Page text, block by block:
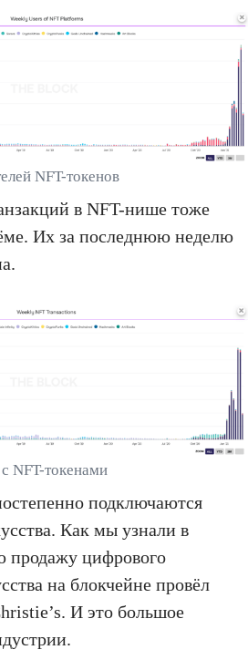
NFT-токенов
в NFT-нише тоже
Их за последнюю неделю
NFT-токенами
подключаются
Как мы узнали в
продажу цифрового
на блокчейне провёл
И это большое